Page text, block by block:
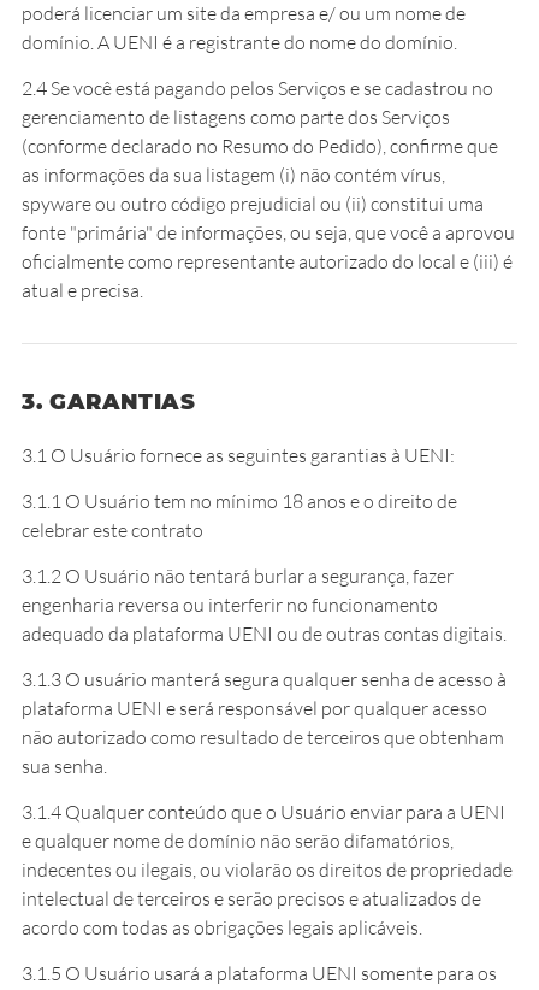
poderá licenciar um site da empresa e/ ou um nome de
domínio. A UENI é a registrante do nome do domínio.
2.4 Se você está pagando pelos Serviços e se cadastrou no
gerenciamento de listagens como parte dos Serviços
(conforme declarado no Resumo do Pedido), confirme que
as informações da sua listagem (i) não contém vírus,
spyware ou outro código prejudicial ou (ii) constitui uma
fonte "primária" de informações, ou seja, que você a aprovou
oficialmente como representante autorizado do local e (iii) é
atual e precisa.
3. GARANTIAS
3.1 O Usuário fornece as seguintes garantias à UENI:
3.1.1 O Usuário tem no mínimo 18 anos e o direito de
celebrar este contrato
3.1.2 O Usuário não tentará burlar a segurança, fazer
engenharia reversa ou interferir no funcionamento
adequado da plataforma UENI ou de outras contas digitais.
3.1.3 O usuário manterá segura qualquer senha de acesso à
plataforma UENI e será responsável por qualquer acesso
não autorizado como resultado de terceiros que obtenham
sua senha.
3.1.4 Qualquer conteúdo que o Usuário enviar para a UENI
e qualquer nome de domínio não serão difamatórios,
indecentes ou ilegais, ou violarão os direitos de propriedade
intelectual de terceiros e serão precisos e atualizados de
acordo com todas as obrigações legais aplicáveis.
3.1.5 O Usuário usará a plataforma UENI somente para os